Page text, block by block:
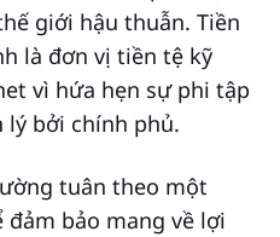
giới hậu thuẫn. Tiền
là đơn vị tiền tệ kỹ
vì hứa hẹn sự phi tập
lý bởi chính phủ.
tuân theo một
bảo mang về lợi